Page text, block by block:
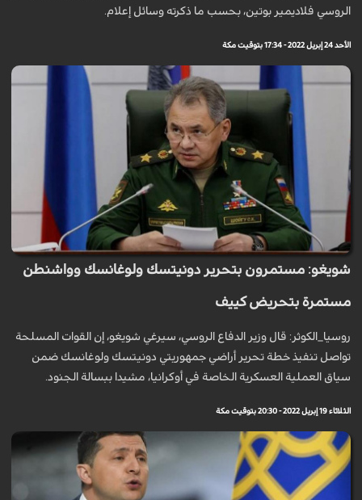
الروسي فلاديمير بوتين، بحسب ما ذكرته وسائل إعلام.
الأحد 24 إبريل 2022 - 17:34 بتوقيت مكة
شويغو: مستمرون بتحرير دونيتسك ولوغانسك وواشنطن
مستمرة بتحريض كييف
روسيا_الكوثر: قال وزير الدفاع الروسي، سيرغي شويغو، إن القوات المسلحة
تواصل تنفيذ خطة تحرير أراضي جمهوريتي دونيتسك ولوغانسك ضمن
سياق العملية العسكرية الخاصة في أوكرانيا، مشيدا ببسالة الجنود.
الثلاثاء 19 إبريل 2022 - 20:30 بتوقيت مكة